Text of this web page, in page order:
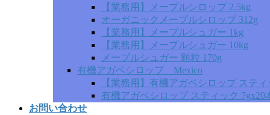
【業務用】メープルシロップ 2.5kg
オーガニックメープルシロップ 312g
【業務用】メープルシュガー 1kg
【業務用】メープルシュガー 10kg
メープルシュガー 顆粒 170g
有機アガベシロップ Mexico
【業務用】有機アガベシロップ スティ
有機アガベシロップ スティック 7gx20
お問い合わせ